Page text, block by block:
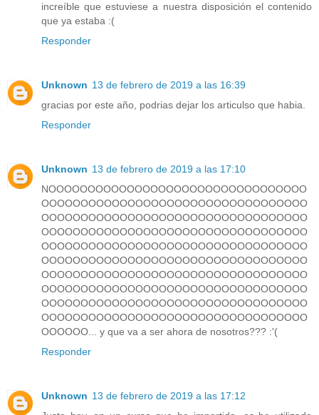
increíble que estuviese a nuestra disposición el contenido
que ya estaba :(
Responder
Unknown 13 de febrero de 2019 a las 16:39
gracias por este año, podrias dejar los articulso que habia.
Responder
Unknown 13 de febrero de 2019 a las 17:10
NOOOOOOOOOOOOOOOOOOOOOOOOOOOOOOOOO
OOOOOOOOOOOOOOOOOOOOOOOOOOOOOOOOOO
OOOOOOOOOOOOOOOOOOOOOOOOOOOOOOOOOO
OOOOOOOOOOOOOOOOOOOOOOOOOOOOOOOOOO
OOOOOOOOOOOOOOOOOOOOOOOOOOOOOOOOOO
OOOOOOOOOOOOOOOOOOOOOOOOOOOOOOOOOO
OOOOOOOOOOOOOOOOOOOOOOOOOOOOOOOOOO
OOOOOOOOOOOOOOOOOOOOOOOOOOOOOOOOOO
OOOOOOOOOOOOOOOOOOOOOOOOOOOOOOOOOO
OOOOOOOOOOOOOOOOOOOOOOOOOOOOOOOOOO
OOOOOO... y que va a ser ahora de nosotros??? :'(
Responder
Unknown 13 de febrero de 2019 a las 17:12